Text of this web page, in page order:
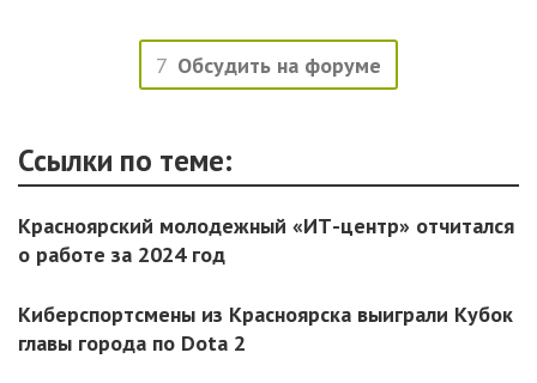
7 Обсудить на форуме
Ссылки по теме:
Красноярский молодежный «ИТ-центр» отчитался
о работе за 2024 год
Киберспортсмены из Красноярска выиграли Кубок
главы города по Dota 2